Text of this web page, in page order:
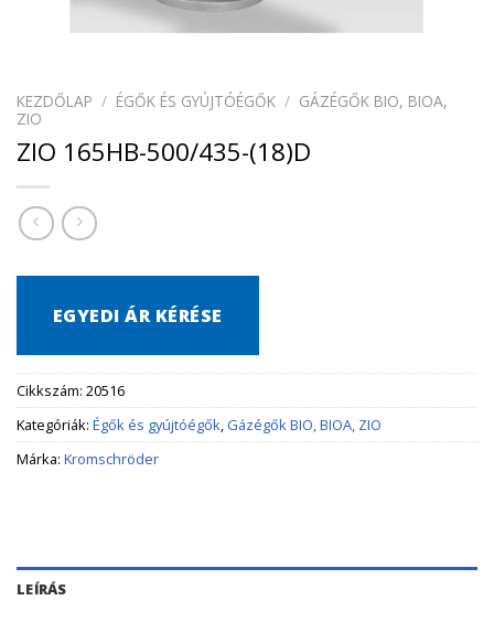
KEZDŐLAP / ÉGŐK ÉS GYÚJTÓÉGŐK / GÁZÉGŐK BIO, BIOA,
ZIO
ZIO 165HB-500/435-(18)D
EGYEDI ÁR KÉRÉSE
Cikkszám: 20516
Kategóriák: Égők és gyújtóégők, Gázégők BIO, BIOA, ZIO
Márka: Kromschröder
LEÍRÁS